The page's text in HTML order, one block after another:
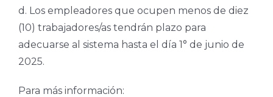
d. Los empleadores que ocupen menos de diez
(10) trabajadores/as tendrán plazo para
adecuarse al sistema hasta el día 1° de junio de
2025.
Para más información: